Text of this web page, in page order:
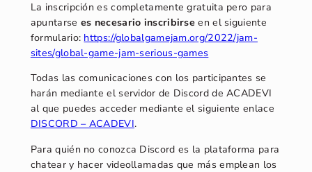
La inscripción es completamente gratuita pero para
apuntarse es necesario inscribirse en el siguiente
formulario: https://globalgamejam.org/2022/jam-
sites/global-game-jam-serious-games
Todas las comunicaciones con los participantes se
harán mediante el servidor de Discord de ACADEVI
al que puedes acceder mediante el siguiente enlace
DISCORD – ACADEVI.
Para quién no conozca Discord es la plataforma para
chatear y hacer videollamadas que más emplean los